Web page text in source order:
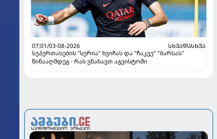
07:01/03-08-2026
ᲡᲮᲕᲐᲓᲐᲡᲮᲕᲐ
სუპერთასების "სერია" ხვიჩას და "ჩაკვე" "ბარსას"
წინააღმდეგ - რას ვნახავთ აგვისტოში